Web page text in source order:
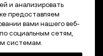
и анализировать
предоставляем
вами нашего веб-
социальным сетям,
системам.